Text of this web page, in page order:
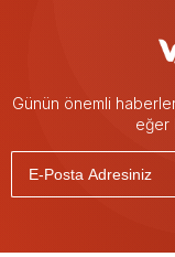
Günün önemli
eğer